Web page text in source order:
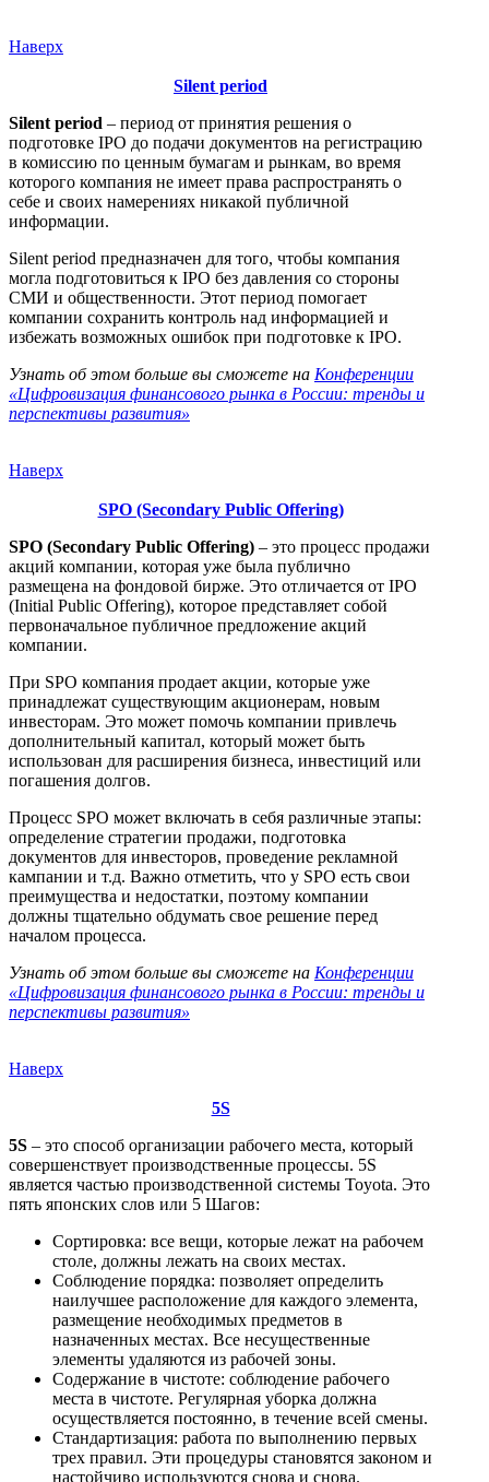
Наверх
Silent period
Silent period – период от принятия решения о
подготовке IPO до подачи документов на регистрацию
в комиссию по ценным бумагам и рынкам, во время
которого компания не имеет права распространять о
себе и своих намерениях никакой публичной
информации.
Silent period предназначен для того, чтобы компания
могла подготовиться к IPO без давления со стороны
СМИ и общественности. Этот период помогает
компании сохранить контроль над информацией и
избежать возможных ошибок при подготовке к IPO.
Узнать об этом больше вы сможете на Конференции
«Цифровизация финансового рынка в России: тренды и
перспективы развития»
Наверх
SPO (Secondary Public Offering)
SPO (Secondary Public Offering) – это процесс продажи
акций компании, которая уже была публично
размещена на фондовой бирже. Это отличается от IPO
(Initial Public Offering), которое представляет собой
первоначальное публичное предложение акций
компании.
При SPO компания продает акции, которые уже
принадлежат существующим акционерам, новым
инвесторам. Это может помочь компании привлечь
дополнительный капитал, который может быть
использован для расширения бизнеса, инвестиций или
погашения долгов.
Процесс SPO может включать в себя различные этапы:
определение стратегии продажи, подготовка
документов для инвесторов, проведение рекламной
кампании и т.д. Важно отметить, что у SPO есть свои
преимущества и недостатки, поэтому компании
должны тщательно обдумать свое решение перед
началом процесса.
Узнать об этом больше вы сможете на Конференции
«Цифровизация финансового рынка в России: тренды и
перспективы развития»
Наверх
5S
5S – это способ организации рабочего места, который
совершенствует производственные процессы. 5S
является частью производственной системы Toyota. Это
пять японских слов или 5 Шагов:
Сортировка: все вещи, которые лежат на рабочем
столе, должны лежать на своих местах.
Соблюдение порядка: позволяет определить
наилучшее расположение для каждого элемента,
размещение необходимых предметов в
назначенных местах. Все несущественные
элементы удаляются из рабочей зоны.
Содержание в чистоте: соблюдение рабочего
места в чистоте. Регулярная уборка должна
осуществляется постоянно, в течение всей смены.
Стандартизация: работа по выполнению первых
трех правил. Эти процедуры становятся законом и
настойчиво используются снова и снова.